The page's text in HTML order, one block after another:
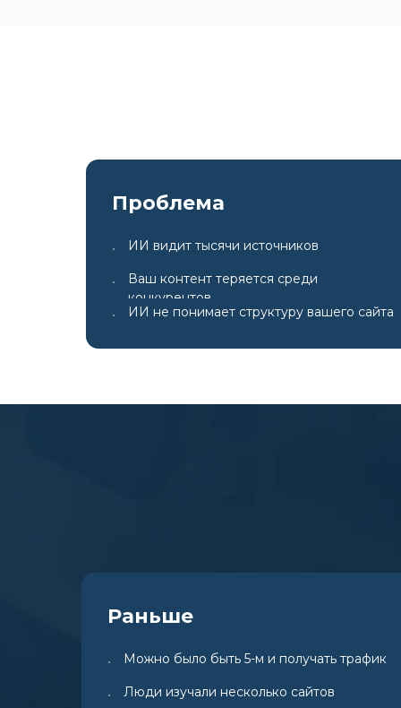
Проблема
• ИИ видит тысячи источников
•
Ваш контент теряется среди
конкурентов
•
ИИ не понимает структуру вашего сайта
Раньше
• Можно было быть 5-м и получать трафик
• Люди изучали несколько сайтов